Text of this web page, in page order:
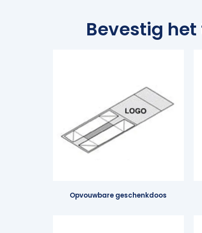
Bevestig
Opvouwbare geschenkdoos